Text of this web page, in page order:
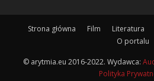
Strona główna Film Literatura
O portalu
© arytmia.eu 2016-2022. Wydawca:
Polityka